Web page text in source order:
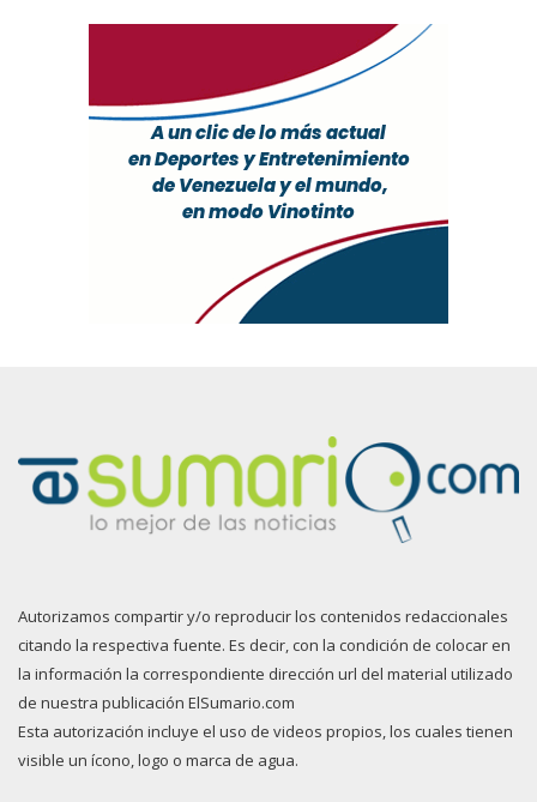
Autorizamos compartir y/o reproducir los contenidos redaccionales
citando la respectiva fuente. Es decir, con la condición de colocar en
la información la correspondiente dirección url del material utilizado
de nuestra publicación ElSumario.com
Esta autorización incluye el uso de videos propios, los cuales tienen
visible un ícono, logo o marca de agua.